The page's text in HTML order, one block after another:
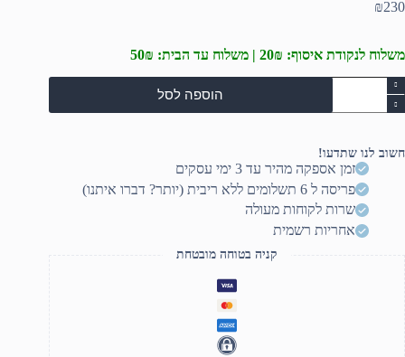
₪230
משלוח לנקודת איסוף: 20₪ | משלוח עד הבית: 50₪
כמות
של
חגורת
A
הוספה לסל
חשוב לנו שתדעו!
זמן אספקה מהיר עד 3 ימי עסקים
פריסה ל 6 תשלומים ללא ריבית (יותר? דברו איתנו)
שרות לקוחות מעולה
אחריות רשמית
קניה בטוחה מובטחת